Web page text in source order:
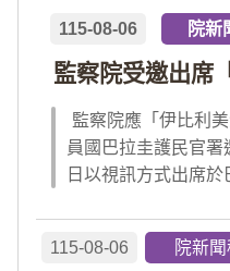
115-08-06 院新
監察院應「伊比利
員國巴拉圭護民官
日以視訊方式出席
報告，就美洲地區
權風險等議題，與拉
115-08-06 院新聞